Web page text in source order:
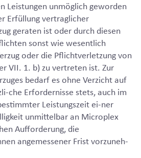
Leistungen unmöglich geworden
Erfüllung vertraglicher
geraten ist oder durch diesen
sonst wie wesentlich
oder die Pflichtverletzung von
VII. 1. b) zu vertreten ist. Zur
bedarf es ohne Verzicht auf
che Erfordernisse stets, auch im
Leistungszeit ei-ner
unmittelbar an Microplex
Aufforderung, die
angemessener Frist vorzuneh-